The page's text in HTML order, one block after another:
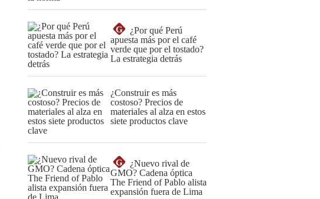
G
¿Por qué Perú
apuesta más por el café
verde que por el tostado?
La estrategia detrás
¿Construir es más
costoso? Precios de
materiales al alza en estos
siete productos clave
G
¿Nuevo rival de
GMO? Cadena óptica
The Friend of Pablo alista
expansión fuera de Lima